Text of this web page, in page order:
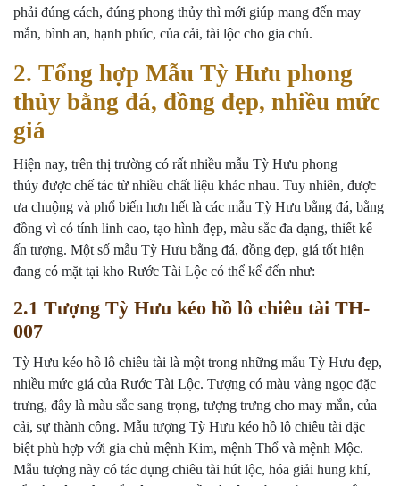
phải đúng cách, đúng phong thủy thì mới giúp mang đến may
mắn, bình an, hạnh phúc, của cải, tài lộc cho gia chủ.
2. Tổng hợp Mẫu Tỳ Hưu phong
thủy bằng đá, đồng đẹp, nhiều mức
giá
Hiện nay, trên thị trường có rất nhiều mẫu Tỳ Hưu phong
thủy được chế tác từ nhiều chất liệu khác nhau. Tuy nhiên, được
ưa chuộng và phổ biến hơn hết là các mẫu Tỳ Hưu bằng đá, bằng
đồng vì có tính linh cao, tạo hình đẹp, màu sắc đa dạng, thiết kế
ấn tượng. Một số mẫu Tỳ Hưu bằng đá, đồng đẹp, giá tốt hiện
đang có mặt tại kho Rước Tài Lộc có thể kể đến như:
2.1 Tượng Tỳ Hưu kéo hồ lô chiêu tài TH-
007
Tỳ Hưu kéo hồ lô chiêu tài là một trong những mẫu Tỳ Hưu đẹp,
nhiều mức giá của Rước Tài Lộc. Tượng có màu vàng ngọc đặc
trưng, đây là màu sắc sang trọng, tượng trưng cho may mắn, của
cải, sự thành công. Mẫu tượng Tỳ Hưu kéo hồ lô chiêu tài đặc
biệt phù hợp với gia chủ mệnh Kim, mệnh Thổ và mệnh Mộc.
Mẫu tượng này có tác dụng chiêu tài hút lộc, hóa giải hung khí,